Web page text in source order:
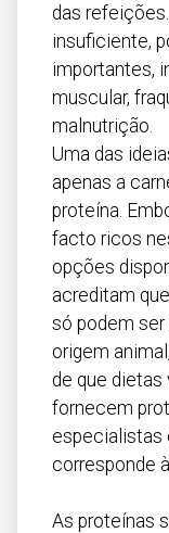
das
insuficiente,
importantes,
muscular,
malnutrição.
Uma das
apenas a
proteína.
facto ricos
opções
acreditam
só podem
origem
de que dietas
fornecem
especialistas
corresponde
As proteínas